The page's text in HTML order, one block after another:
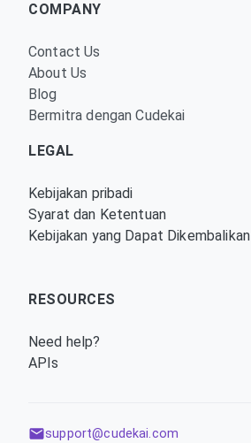
COMPANY
Contact Us
About Us
Blog
Bermitra dengan Cudekai
LEGAL
Kebijakan pribadi
Syarat dan Ketentuan
Kebijakan yang Dapat Dikembalikan
RESOURCES
Need help?
APIs
support@cudekai.com